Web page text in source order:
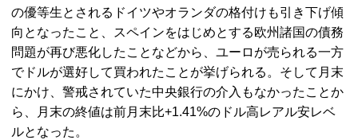
の優等生とされるドイツやオランダの格付けも引き下げ傾
向となったこと、スペインをはじめとする欧州諸国の債務
問題が再び悪化したことなどから、ユーロが売られる一方
でドルが選好して買われたことが挙げられる。そして月末
にかけ、警戒されていた中央銀行の介入もなかったことか
ら、月末の終値は前月末比+1.41%のドル高レアル安レベ
ルとなった。